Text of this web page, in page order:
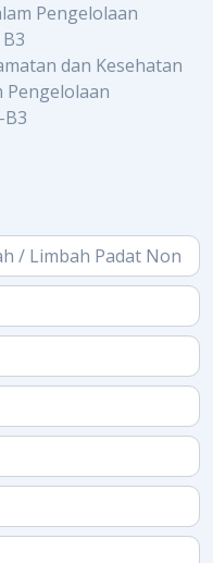
Pengelolaan
dan Kesehatan
Pengelolaan